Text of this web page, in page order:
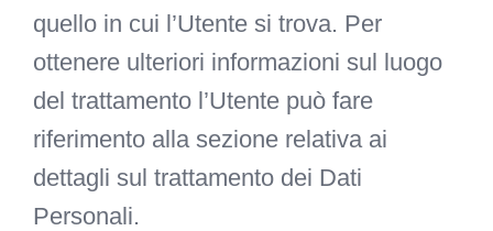
quello in cui l’Utente si trova. Per
ottenere ulteriori informazioni sul luogo
del trattamento l’Utente può fare
riferimento alla sezione relativa ai
dettagli sul trattamento dei Dati
Personali.